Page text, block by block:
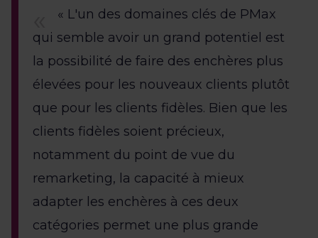
« L'un des domaines clés de PMax
qui semble avoir un grand potentiel est
la possibilité de faire des enchères plus
élevées pour les nouveaux clients plutôt
que pour les clients fidèles. Bien que les
clients fidèles soient précieux,
notamment du point de vue du
remarketing, la capacité à mieux
adapter les enchères à ces deux
catégories permet une plus grande